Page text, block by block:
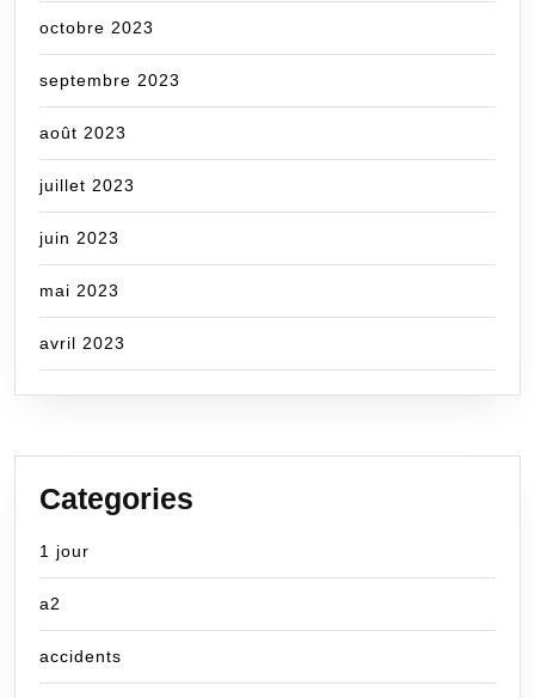
octobre 2023
septembre 2023
août 2023
juillet 2023
juin 2023
mai 2023
avril 2023
Categories
1 jour
a2
accidents